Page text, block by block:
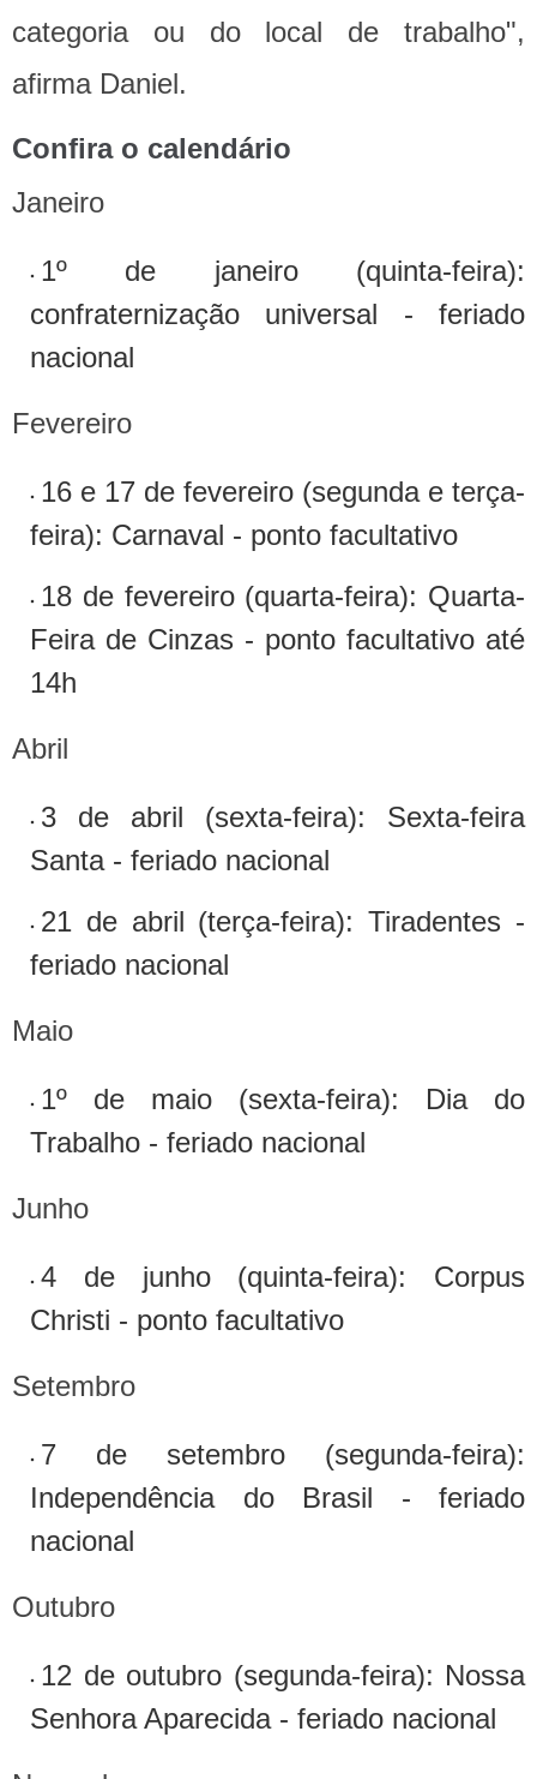
categoria ou do local de trabalho",
afirma Daniel.
Confira o calendário
Janeiro
1º de janeiro (quinta-feira):
confraternização universal - feriado
nacional
Fevereiro
16 e 17 de fevereiro (segunda e terça-
feira): Carnaval - ponto facultativo
18 de fevereiro (quarta-feira): Quarta-
Feira de Cinzas - ponto facultativo até
14h
Abril
3 de abril (sexta-feira): Sexta-feira
Santa - feriado nacional
21 de abril (terça-feira): Tiradentes -
feriado nacional
Maio
1º de maio (sexta-feira): Dia do
Trabalho - feriado nacional
Junho
4 de junho (quinta-feira): Corpus
Christi - ponto facultativo
Setembro
7 de setembro (segunda-feira):
Independência do Brasil - feriado
nacional
Outubro
12 de outubro (segunda-feira): Nossa
Senhora Aparecida - feriado nacional